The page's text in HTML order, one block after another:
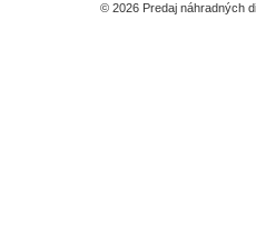
© 2026 Predaj náhradných